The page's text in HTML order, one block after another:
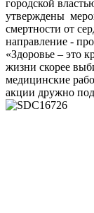
городской
утверждены
смертности от
направление -
«Здоровье – это
жизни скорее
медицинские
акции дружно